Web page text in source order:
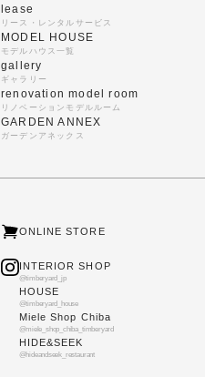
lease
リース・レンタルサービス
MODEL HOUSE
モデルハウス一覧
gallery
ギャラリー
renovation model room
リノベーションモデルルーム
GARDEN ANNEX
ガーデンアネックス
ONLINE STORE
INTERIOR SHOP
@timberyard_jp
HOUSE
@timberyard_house
Miele Shop Chiba
@miele_shop_chiba_timberyard
HIDE&SEEK
@hideandseek_restaurant